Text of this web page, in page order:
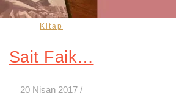
Kitap
Sait Faik…
20 Nisan 2017 /